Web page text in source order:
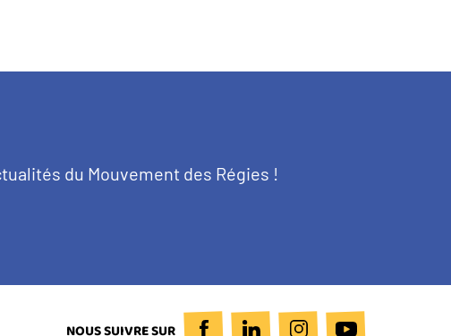
du Mouvement des Régies !
NOUS SUIVRE SUR